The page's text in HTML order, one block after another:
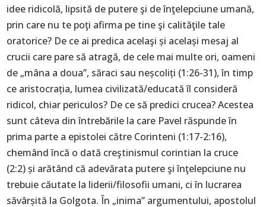
idee ridicolă, lipsită de putere şi de înţelepciune umană,
prin care nu te poţi afirma pe tine şi calităţile tale
oratorice? De ce ai predica acelaşi și același mesaj al
crucii care pare să atragă, de cele mai multe ori, oameni
de „mâna a doua”, săraci sau neșcoliți (1:26-31), în timp
ce aristocrația, lumea civilizată/educată îl consideră
ridicol, chiar periculos? De ce să predici crucea? Acestea
sunt câteva din întrebările la care Pavel răspunde în
prima parte a epistolei către Corinteni (1:17-2:16),
chemând încă o dată creştinismul corintian la cruce
(2:2) și arătând că adevărata putere şi înţelepciune nu
trebuie căutate la liderii/filosofii umani, ci în lucrarea
săvârșită la Golgota. În „inima” argumentului, apostolul